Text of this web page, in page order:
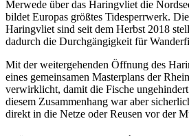
Merwede über das Haringvliet die
bildet Europas größtes Tidesperrwerk.
Haringvliet sind seit dem Herbst 2018
dadurch die Durchgängigkeit für
Mit der weitergehenden Öffnung des
eines gemeinsamen Masterplans der
verwirklicht, damit die Fische
diesem Zusammenhang war aber
direkt in die Netze oder Reusen vor der